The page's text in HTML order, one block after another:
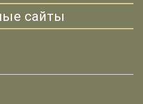
сайты